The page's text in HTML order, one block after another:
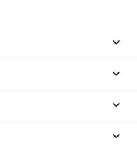



keyboard_arrow_down